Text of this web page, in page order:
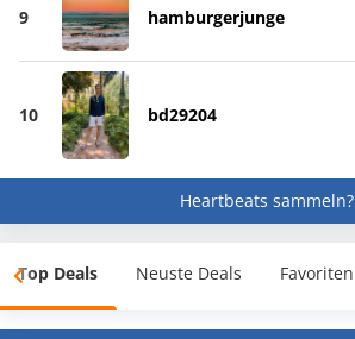
9 hamburgerjunge
10 bd29204
Heartbeats sammeln?
Top Deals Neuste Deals Favoriten